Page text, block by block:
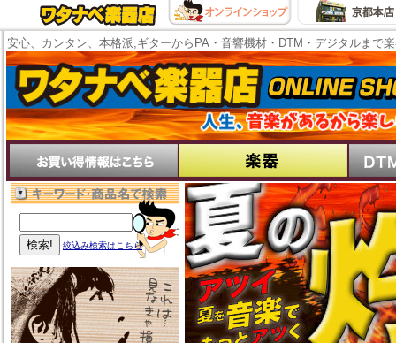
安心、カンタン、本格派,ギターからPA・音響機材・DTM・デジタルまで
絞込み検索はこちら